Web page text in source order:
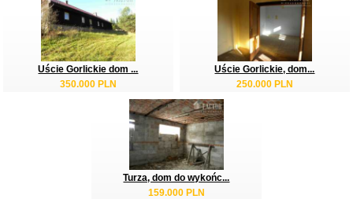
Uście Gorlickie dom ...
350.000 PLN
Uście Gorlickie, dom...
250.000 PLN
Turza, dom do wykońc...
159.000 PLN